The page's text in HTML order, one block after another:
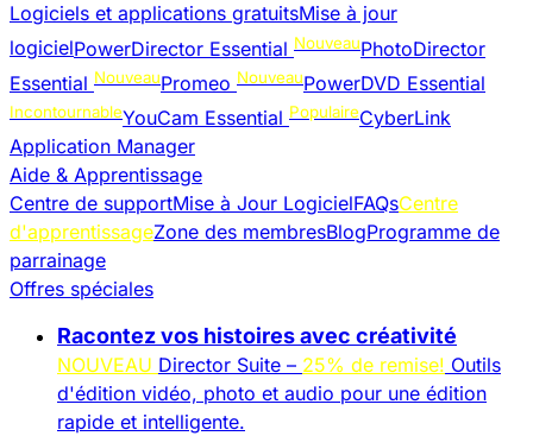
Logiciels et applications gratuitsMise à jour
logicielPowerDirector Essential NouveauPhotoDirector
Essential NouveauPromeo NouveauPowerDVD Essential
IncontournableYouCam Essential PopulaireCyberLink
Application Manager
Aide & Apprentissage
Centre de supportMise à Jour LogicielFAQsCentre
d'apprentissageZone des membresBlogProgramme de
parrainage
Offres spéciales
Racontez vos histoires avec créativité
NOUVEAU Director Suite – 25% de remise! Outils
d'édition vidéo, photo et audio pour une édition
rapide et intelligente.